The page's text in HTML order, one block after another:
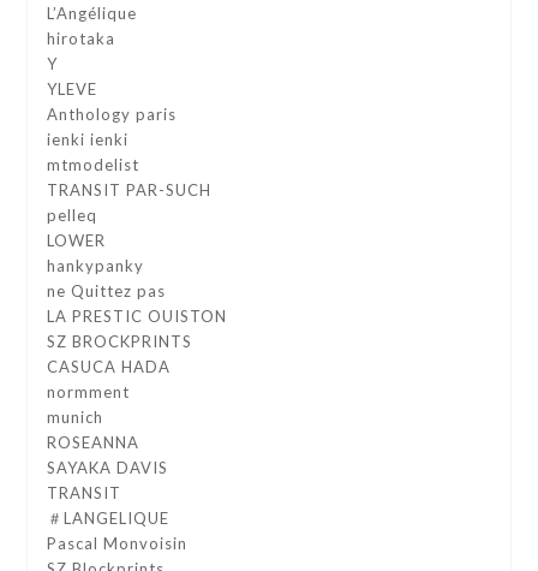
L’Angélique
hirotaka
Y
YLEVE
Anthology paris
ienki ienki
mtmodelist
TRANSIT PAR-SUCH
pelleq
LOWER
hankypanky
ne Quittez pas
LA PRESTIC OUISTON
SZ BROCKPRINTS
CASUCA HADA
normment
munich
ROSEANNA
SAYAKA DAVIS
TRANSIT
＃LANGELIQUE
Pascal Monvoisin